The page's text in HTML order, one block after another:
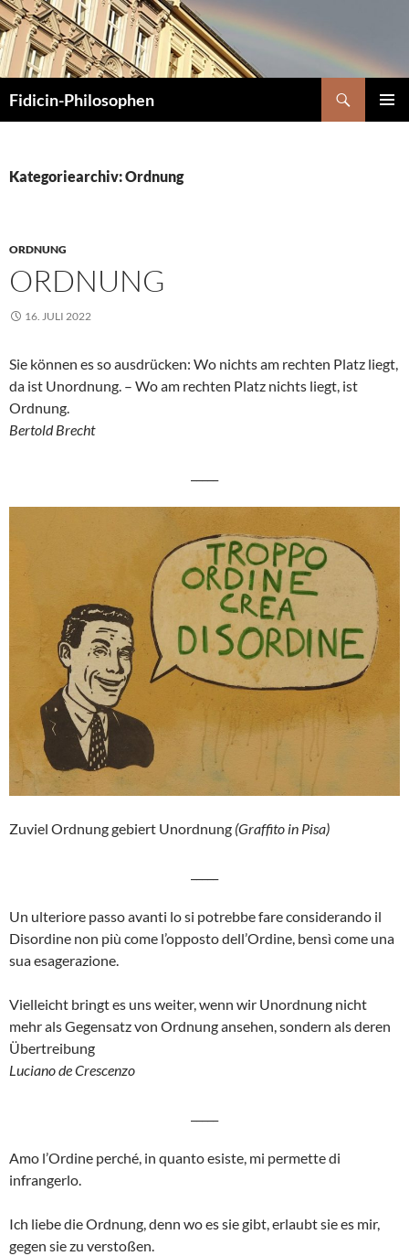
Zum
Inhalt
springen
Fidicin-Philosophen
Kategoriearchiv: Ordnung
ORDNUNG
ORDNUNG
16. JULI 2022
Sie können es so ausdrücken: Wo nichts am rechten Platz liegt,
da ist Unordnung. – Wo am rechten Platz nichts liegt, ist
Ordnung.
Bertold Brecht
Zuviel Ordnung gebiert Unordnung (Graffito in Pisa)
Un ulteriore passo avanti lo si potrebbe fare considerando il
Disordine non più come l’opposto dell’Ordine, bensì come una
sua esagerazione.
Vielleicht bringt es uns weiter, wenn wir Unordnung nicht
mehr als Gegensatz von Ordnung ansehen, sondern als deren
Übertreibung
Luciano de Crescenzo
Amo l’Ordine perché, in quanto esiste, mi permette di
infrangerlo.
Ich liebe die Ordnung, denn wo es sie gibt, erlaubt sie es mir,
gegen sie zu verstoßen.